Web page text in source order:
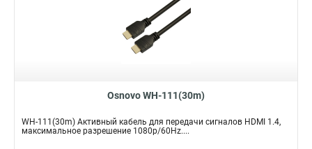
Osnovo WH-111(30m)
WH-111(30m) Активный кабель для передачи сигналов HDMI 1.4,
максимальное разрешение 1080p/60Hz....